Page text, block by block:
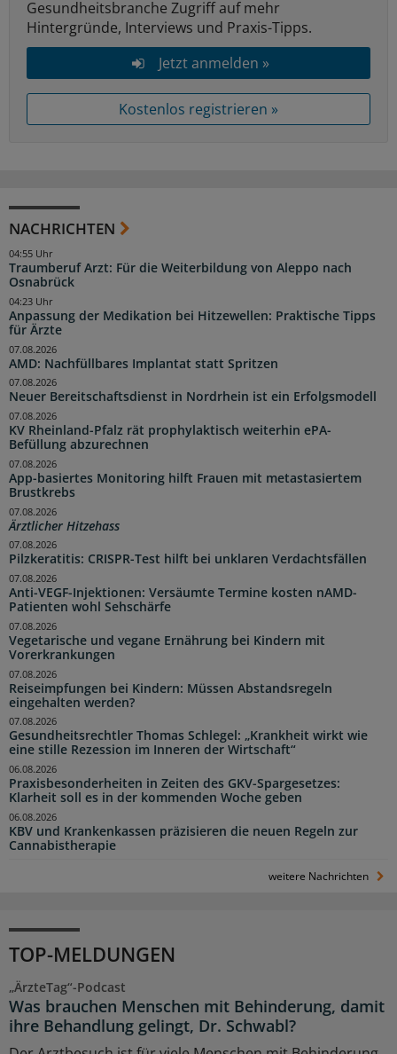
Gesundheitsbranche Zugriff auf mehr
Hintergründe, Interviews und Praxis-Tipps.
Jetzt anmelden »
Kostenlos registrieren »
NACHRICHTEN
Traumberuf Arzt: Für die Weiterbildung von Aleppo nach
Osnabrück
04:55 Uhr
Anpassung der Medikation bei Hitzewellen: Praktische Tipps
für Ärzte
04:23 Uhr
AMD: Nachfüllbares Implantat statt Spritzen
07.08.2026
Neuer Bereitschaftsdienst in Nordrhein ist ein Erfolgsmodell
07.08.2026
KV Rheinland-Pfalz rät prophylaktisch weiterhin ePA-
Befüllung abzurechnen
07.08.2026
App-basiertes Monitoring hilft Frauen mit metastasiertem
Brustkrebs
07.08.2026
Ärztlicher Hitzehass
07.08.2026
Pilzkeratitis: CRISPR-Test hilft bei unklaren Verdachtsfällen
07.08.2026
Anti-VEGF-Injektionen: Versäumte Termine kosten nAMD-
Patienten wohl Sehschärfe
07.08.2026
Vegetarische und vegane Ernährung bei Kindern mit
Vorerkrankungen
07.08.2026
Reiseimpfungen bei Kindern: Müssen Abstandsregeln
eingehalten werden?
07.08.2026
Gesundheitsrechtler Thomas Schlegel: „Krankheit wirkt wie
eine stille Rezession im Inneren der Wirtschaft“
07.08.2026
Praxisbesonderheiten in Zeiten des GKV-Spargesetzes:
Klarheit soll es in der kommenden Woche geben
06.08.2026
KBV und Krankenkassen präzisieren die neuen Regeln zur
Cannabistherapie
06.08.2026
weitere Nachrichten
TOP-MELDUNGEN
„ÄrzteTag“-Podcast
Was brauchen Menschen mit Behinderung, damit
ihre Behandlung gelingt, Dr. Schwabl?